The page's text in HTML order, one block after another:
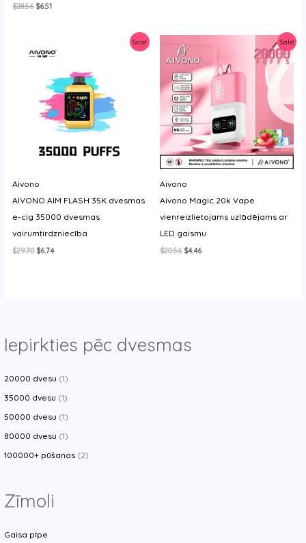
Iepirkties pēc dvesmas
20000 dvesu (1)
35000 dvesu (1)
50000 dvesu (1)
80000 dvesu (1)
100000+ pūšanas (2)
Zīmoli
Gaisa pīpe
$28.56Original
$6.51Current
Sale!
Aivono
AIVONO AIM FLASH 35K dvesmas
e-cig 35000 dvesmas
vairumtirdzniecība
$29.70 Original
$6.74Current
Sale!
Aivono
Aivono Magic 20k Vape
vienreizlietojams uzlādējams ar
LED gaismu
$20.56 Original
$4.46Current